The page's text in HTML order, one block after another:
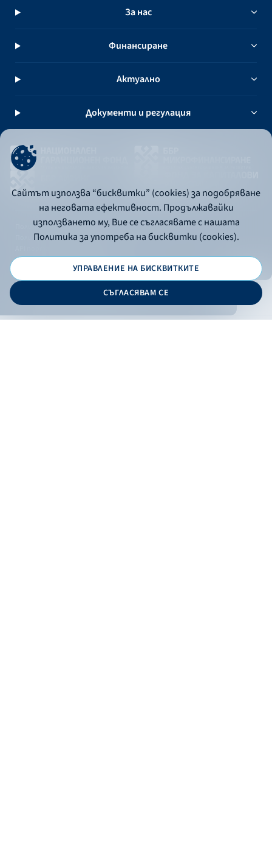
За нас
Финансиране
Актуално
Документи и регулация
Политика за употреба на бисквитки
Политика за поверителност
© 2026 - Българска банка за развитие
Сайтът използва “бисквитки” (cookies) за подобряване
на неговата ефективност. Продължавайки
използването му, Вие се съгласявате с нашата
Политика за употреба на бисквитки (cookies).
УПРАВЛЕНИЕ НА БИСКВИТКИТЕ
СЪГЛАСЯВАМ СЕ